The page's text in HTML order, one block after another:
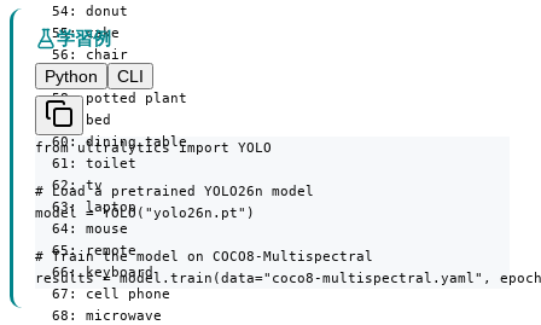
  54: donut
  55: cake
  56: chair
  57: couch
  58: potted plant
  59: bed
  60: dining table
  61: toilet
  62: tv
  63: laptop
  64: mouse
  65: remote
  66: keyboard
  67: cell phone
  68: microwave
学習例
Python
CLI
from ultralytics import YOLO
# Load a pretrained YOLO26n model
model = YOLO("yolo26n.pt")
# Train the model on COCO8-Multispectral
results = model.train(data="coco8-multispectral.yaml",